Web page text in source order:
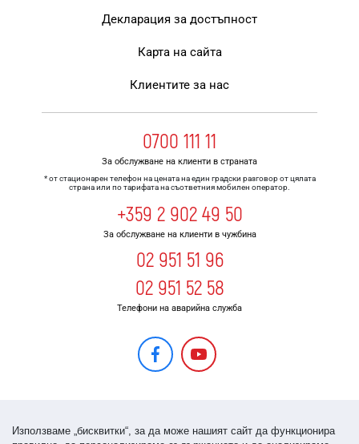
Декларация за достъпност
Карта на сайта
Клиентите за нас
0700 111 11
За обслужване на клиенти в страната
* от стационарен телефон на цената на един градски разговор от цялата
страна или по тарифата на съответния мобилен оператор.
+359 2 902 49 50
За обслужване на клиенти в чужбина
02 951 51 96
02 951 52 58
Телефони на аварийна служба
Използваме „бисквитки“, за да може нашият сайт да функционира